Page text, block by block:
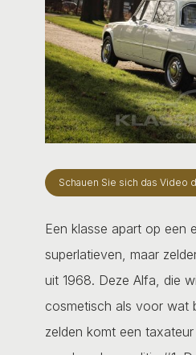
Schauen Sie sich das Video
Een klasse apart op een
superlatieven, maar
uit 1968. Deze Alfa, die
cosmetisch als voor wat
zelden komt een